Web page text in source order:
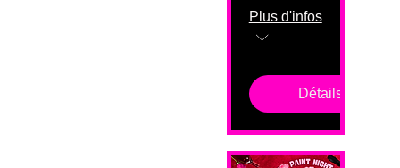
Plus d'infos
Détails